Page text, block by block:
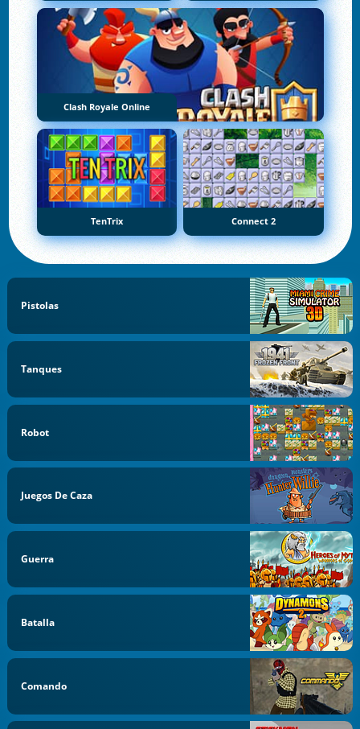
Clash Royale Online
TenTrix Connect 2
Pistolas
Tanques
Robot
Juegos De Caza
Guerra
Batalla
Comando